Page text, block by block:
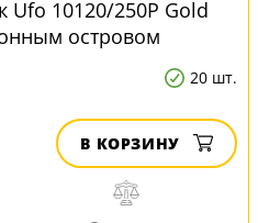
Ufo 10120/250P Gold
островом
20 шт.
В КОРЗИНУ